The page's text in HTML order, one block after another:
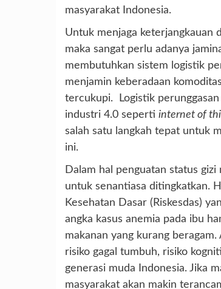
masyarakat Indonesia.
Untuk menjaga keterjangkauan
maka sangat perlu adanya
membutuhkan sistem logistik
menjamin keberadaan
tercukupi. Logistik
industri 4.0 seperti internet of
salah satu langkah tepat untuk
ini.
Dalam hal penguatan status
untuk senantiasa ditingkatkan.
Kesehatan Dasar (Riskesdas)
angka kasus anemia pada ibu
makanan yang kurang
risiko gagal tumbuh, risiko
generasi muda Indonesia. Jika
masyarakat akan makin